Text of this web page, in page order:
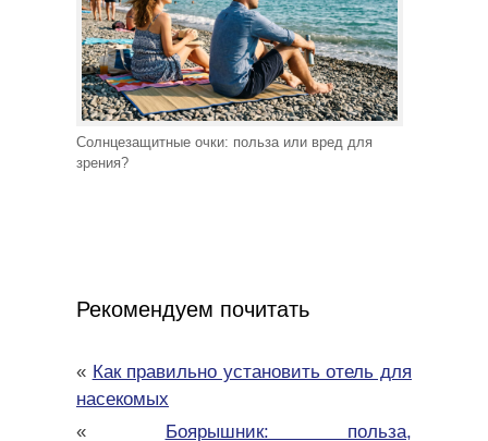
Солнцезащитные очки: польза или вред для
зрения?
Рекомендуем почитать
« Как правильно установить отель для
насекомых
« Боярышник: польза,